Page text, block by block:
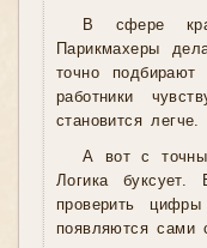
В сфере
Парикмахеры
точно
работники
становится легче.
А вот с
Логика буксует.
проверить
появляются сами